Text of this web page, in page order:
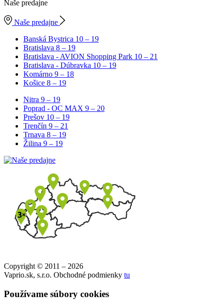
Naše predajne
Naše predajne
Banská Bystrica 10 – 19
Bratislava 8 – 19
Bratislava - AVION Shopping Park 10 – 21
Bratislava - Dúbravka 10 – 19
Komárno 9 – 18
Košice 8 – 19
Nitra 9 – 19
Poprad - OC MAX 9 – 20
Prešov 10 – 19
Trenčín 9 – 21
Trnava 8 – 19
Žilina 9 – 19
Copyright © 2011 – 2026
Vaprio.sk, s.r.o. Obchodné podmienky tu
Používame súbory cookies